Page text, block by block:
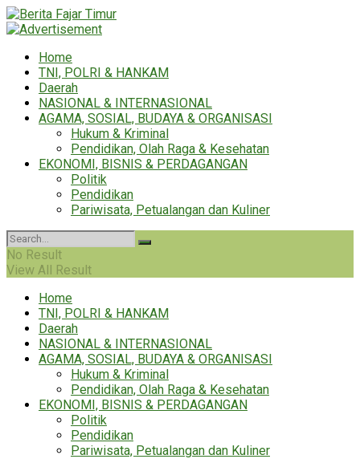
Home
TNI, POLRI & HANKAM
Daerah
NASIONAL & INTERNASIONAL
AGAMA, SOSIAL, BUDAYA & ORGANISASI
Hukum & Kriminal
Pendidikan, Olah Raga & Kesehatan
EKONOMI, BISNIS & PERDAGANGAN
Politik
Pendidikan
Pariwisata, Petualangan dan Kuliner
No Result
View All Result
Home
TNI, POLRI & HANKAM
Daerah
NASIONAL & INTERNASIONAL
AGAMA, SOSIAL, BUDAYA & ORGANISASI
Hukum & Kriminal
Pendidikan, Olah Raga & Kesehatan
EKONOMI, BISNIS & PERDAGANGAN
Politik
Pendidikan
Pariwisata, Petualangan dan Kuliner